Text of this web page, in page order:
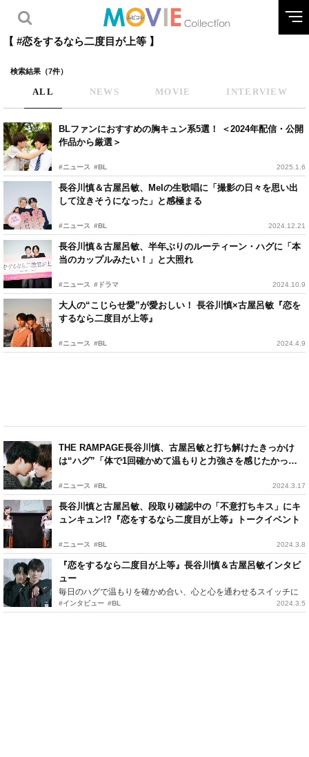
【 #恋をするなら二度目が上等 】
検索結果（7件）
ALL NEWS MOVIE INTERVIEW
BLファンにおすすめの胸キュン系5選！ ＜2024年配信・公開
作品から厳選＞
#ニュース #BL 2025.1.6
長谷川慎＆古屋呂敏、Melの生歌唱に「撮影の日々を思い出
して泣きそうになった」と感極まる
#ニュース #BL 2024.12.21
長谷川慎＆古屋呂敏、半年ぶりのルーティーン・ハグに「本
当のカップルみたい！」と大照れ
#ニュース #ドラマ 2024.10.9
大人の“こじらせ愛”が愛おしい！ 長谷川慎×古屋呂敏『恋を
するなら二度目が上等』
#ニュース #BL 2024.4.9
THE RAMPAGE長谷川慎、古屋呂敏と打ち解けたきっかけ
は“ハグ”「体で1回確かめて温もりと力強さを感じたかっ
#ニュース #BL 2024.3.17
長谷川慎と古屋呂敏、段取り確認中の「不意打ちキス」にキ
ュンキュン!?『恋をするなら二度目が上等』トークイベント
#ニュース #BL 2024.3.8
『恋をするなら二度目が上等』長谷川慎＆古屋呂敏インタビ
ュー
毎日のハグで温もりを確かめ合い、心と心を通わせるスイッチに
#インタビュー #BL 2024.3.5